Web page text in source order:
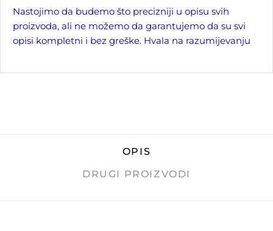
Nastojimo da budemo što precizniji u opisu svih
proizvoda, ali ne možemo da garantujemo da su svi
opisi kompletni i bez greške. Hvala na razumijevanju
OPIS
DRUGI PROIZVODI